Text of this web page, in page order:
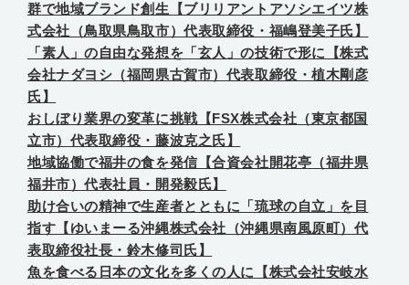
群で地域ブランド創生【ブリリアントアソシエイツ株
式会社（鳥取県鳥取市）代表取締役・福嶋登美子氏】
「素人」の自由な発想を「玄人」の技術で形に【株式
会社ナダヨシ（福岡県古賀市）代表取締役・植木剛彦
氏】
おしぼり業界の変革に挑戦【FSX株式会社（東京都国
立市）代表取締役・藤波克之氏】
地域協働で福井の食を発信【合資会社開花亭（福井県
福井市）代表社員・開発毅氏】
助け合いの精神で生産者とともに「琉球の自立」を目
指す【ゆいまーる沖縄株式会社（沖縄県南風原町）代
表取締役社長・鈴木修司氏】
魚を食べる日本の文化を多くの人に【株式会社安岐水